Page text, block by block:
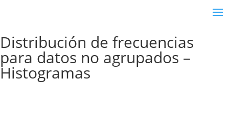
Distribución de frecuencias
para datos no agrupados –
Histogramas